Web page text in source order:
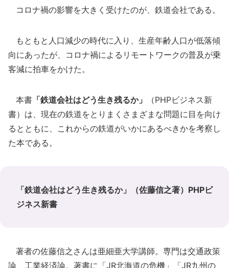
コロナ禍の影響を大きく受けたのが、鉄道会社である。
もともと人口減少の時代に入り、生産年齢人口が低落傾
向にあったが、コロナ禍によるリモートワークの普及が乗
客減に拍車をかけた。
本書 「鉄道会社はどう生き残るか」
（PHPビジネス新
書）は、現在の鉄道をとりまくさまざまな問題に目を向け
るとともに、これからの鉄道がいかにあるべきかを考察し
た本である。
「鉄道会社はどう生き残るか」（佐藤信之著）PHPビ
ジネス新書
著者の佐藤信之さんは亜細亜大学講師。専門は交通政策
論、工業経済論。著書に「JR北海道の危機」「JR九州の